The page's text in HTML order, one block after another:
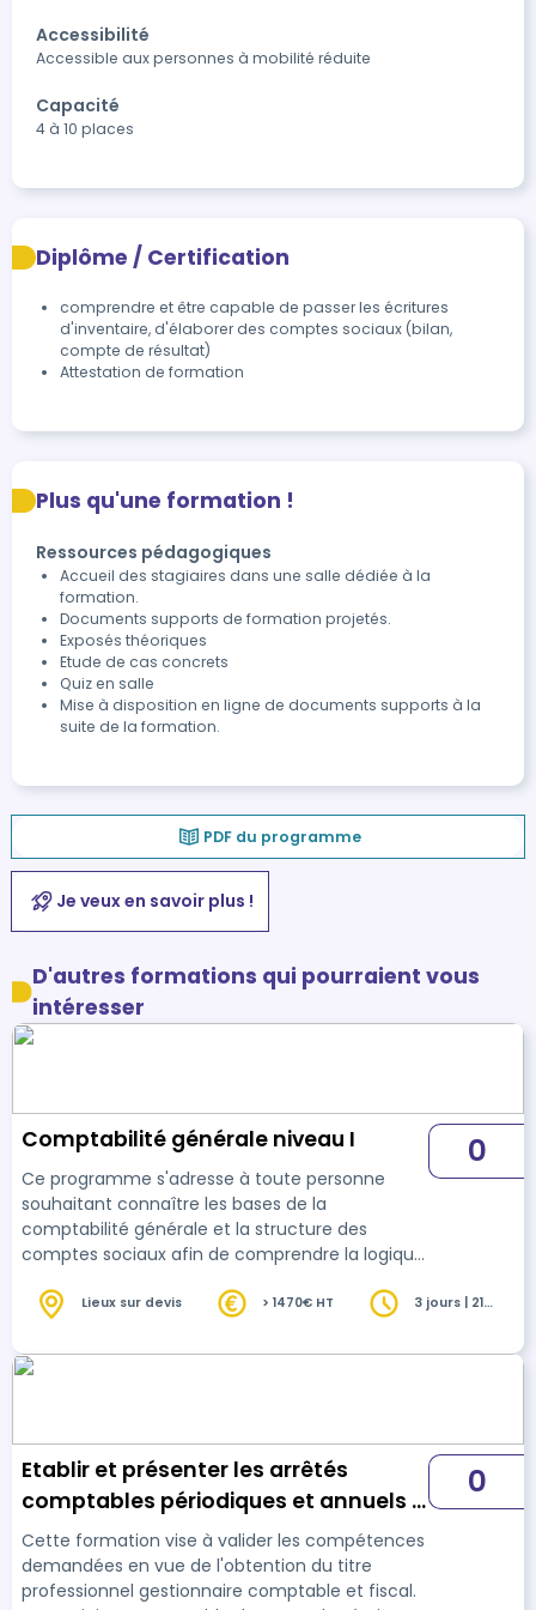
Accessibilité
Accessible aux personnes à mobilité réduite
Capacité
4 à 10 places
Diplôme / Certification
comprendre et être capable de passer les écritures
d'inventaire, d'élaborer des comptes sociaux (bilan,
compte de résultat)
Attestation de formation
Plus qu'une formation !
Ressources pédagogiques
Accueil des stagiaires dans une salle dédiée à la
formation.
Documents supports de formation projetés.
Exposés théoriques
Etude de cas concrets
Quiz en salle
Mise à disposition en ligne de documents supports à la
suite de la formation.
PDF du programme
Je veux en savoir plus !
D'autres formations qui pourraient vous
intéresser
Comptabilité générale niveau I
Ce programme s'adresse à toute personne
souhaitant connaître les bases de la
comptabilité générale et la structure des
comptes sociaux afin de comprendre la logique
écritures basiques et courantes.
0
Lieux sur devis > 1470€ HT
3 jours | 21
Etablir et présenter les arrêtés
comptables périodiques et annuels -
Bloc 01
Cette formation vise à valider les compétences
demandées en vue de l'obtention du titre
professionnel gestionnaire comptable et fiscal.
0